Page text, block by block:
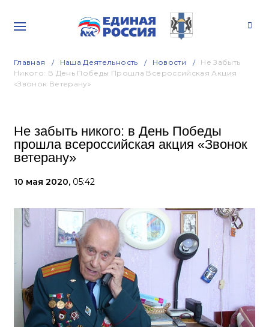
Главная Наша Деятельность Новости
Не Забыть
Никого: В День Победы Прошла Всероссийская Акция
«Звонок Ветерану»
Не забыть никого: в День Победы
прошла всероссийская акция «Звонок
ветерану»
10 мая 2020, 05:42